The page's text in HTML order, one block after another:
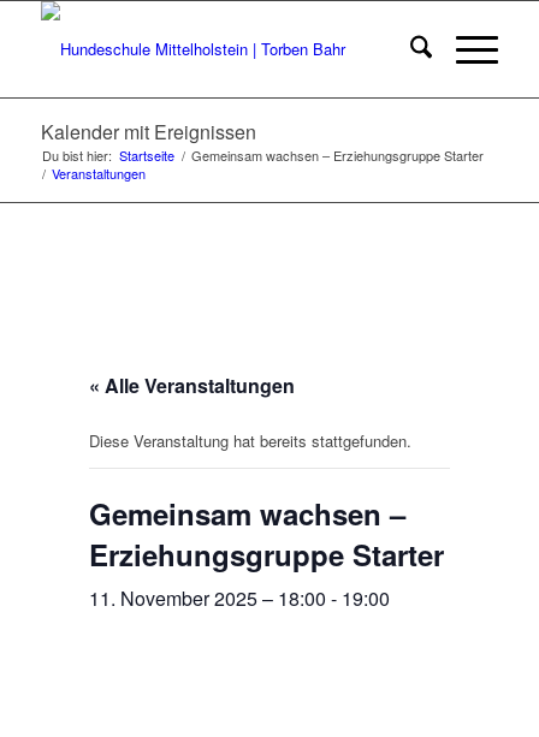
Kalender mit Ereignissen
Du bist hier: Startseite / Gemeinsam wachsen – Erziehungsgruppe Starter
/ Veranstaltungen
« Alle Veranstaltungen
Diese Veranstaltung hat bereits stattgefunden.
Gemeinsam wachsen –
Erziehungsgruppe Starter
11. November 2025 – 18:00 - 19:00